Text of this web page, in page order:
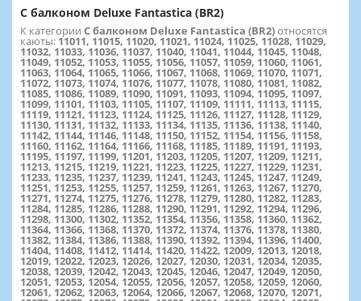
С балконом Deluxe Fantastica (BR2)
К категории С балконом Deluxe Fantastica (BR2)относятся
каюты: 11011, 11015, 11020, 11021, 11024, 11025, 11028, 11029,
11032, 11033, 11036, 11037, 11040, 11041, 11044, 11045, 11048,
11049, 11052, 11053, 11055, 11056, 11057, 11059, 11060, 11061,
11063, 11064, 11065, 11066, 11067, 11068, 11069, 11070, 11071,
11072, 11073, 11074, 11076, 11077, 11078, 11080, 11081, 11082,
11085, 11086, 11089, 11090, 11091, 11093, 11094, 11095, 11097,
11099, 11101, 11103, 11105, 11107, 11109, 11111, 11113, 11115,
11119, 11121, 11123, 11124, 11125, 11126, 11127, 11128, 11129,
11130, 11131, 11132, 11133, 11134, 11135, 11136, 11138, 11140,
11142, 11144, 11146, 11148, 11150, 11152, 11154, 11156, 11158,
11160, 11162, 11164, 11166, 11168, 11185, 11189, 11191, 11193,
11195, 11197, 11199, 11201, 11203, 11205, 11207, 11209, 11211,
11213, 11215, 11219, 11221, 11223, 11225, 11227, 11229, 11231,
11233, 11235, 11237, 11239, 11241, 11243, 11245, 11247, 11249,
11251, 11253, 11255, 11257, 11259, 11261, 11263, 11267, 11270,
11271, 11274, 11275, 11276, 11278, 11279, 11280, 11282, 11283,
11284, 11285, 11286, 11288, 11290, 11291, 11292, 11294, 11296,
11298, 11300, 11302, 11352, 11354, 11356, 11358, 11360, 11362,
11364, 11366, 11368, 11370, 11372, 11374, 11376, 11378, 11380,
11382, 11384, 11386, 11388, 11390, 11392, 11394, 11396, 11400,
11404, 11408, 11412, 11414, 11420, 11422, 12009, 12013, 12018,
12019, 12022, 12023, 12026, 12027, 12030, 12031, 12034, 12035,
12038, 12039, 12042, 12043, 12045, 12046, 12047, 12049, 12050,
12051, 12053, 12054, 12055, 12056, 12057, 12058, 12059, 12060,
12061, 12062, 12063, 12064, 12066, 12067, 12068, 12070, 12071,